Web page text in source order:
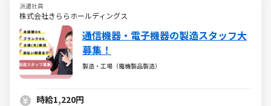
派遣社員
株式会社きららホールディングス
通信機器・電子機器の製造スタッフ大
募集！
製造・工場（電機製品製造）
時給1,220円